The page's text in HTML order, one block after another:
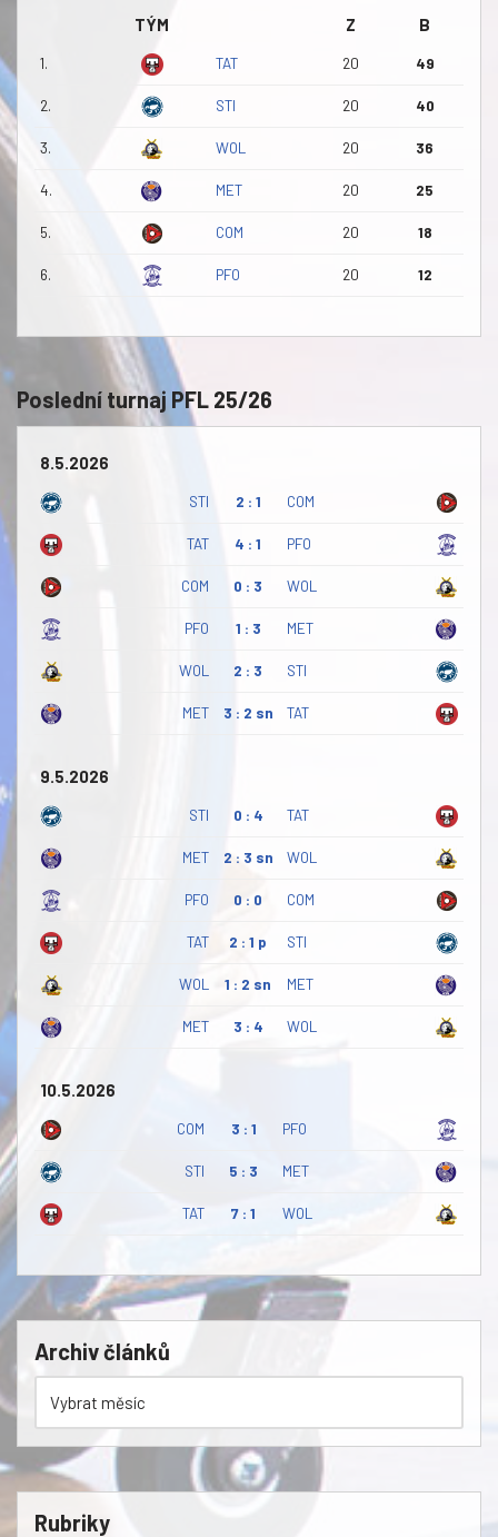
TÝM Z B
1. TAT 20 49
2. STI 20 40
3. WOL 20 36
4. MET 20 25
5. COM 20 18
6. PFO 20 12
Poslední turnaj PFL 25/26
8.5.2026
STI 2 : 1 COM
TAT 4 : 1 PFO
COM 0 : 3 WOL
PFO 1 : 3 MET
WOL 2 : 3 STI
MET 3 : 2 sn TAT
9.5.2026
STI 0 : 4 TAT
MET 2 : 3 sn WOL
PFO 0 : 0 COM
TAT 2 : 1 p STI
WOL 1 : 2 sn MET
MET 3 : 4 WOL
10.5.2026
COM 3 : 1 PFO
STI 5 : 3 MET
TAT 7 : 1 WOL
Archiv článků
Rubriky